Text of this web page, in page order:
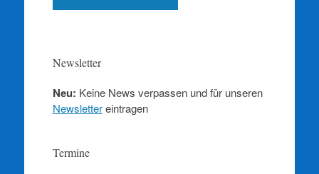
Newsletter
Neu: Keine News verpassen und für unseren
Newslettereintragen
Termine